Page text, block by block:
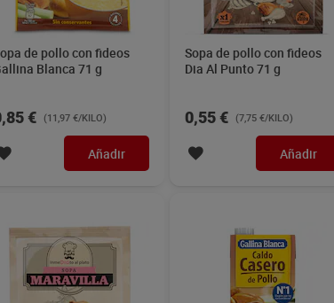
de pollo con fideos
Blanca 71 g
€ (11,97 €/KILO)
Añadir
Sopa de pollo con fideos
Dia Al Punto 71 g
0,55 € (7,75 €/KILO)
Añadir